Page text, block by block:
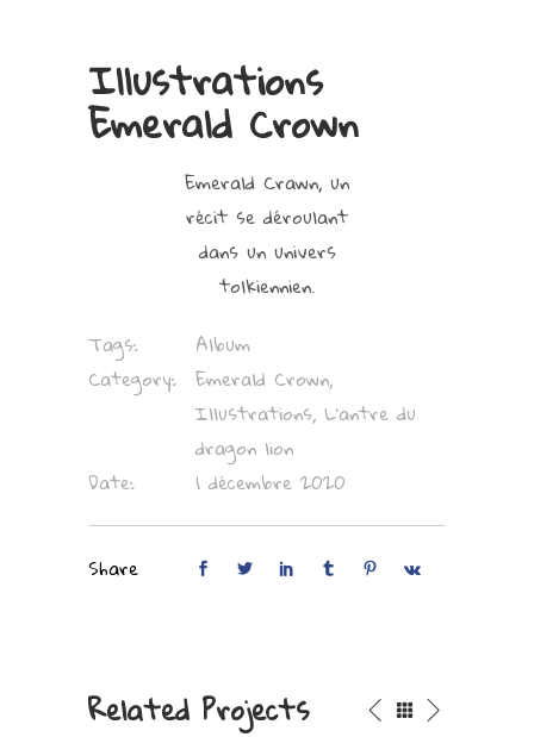
Illustrations
Emerald Crown
Emerald Crawn, un
récit se déroulant
dans un univers
tolkiennien.
Tags:
Album
Category: Emerald Crown,
Illustrations, L'antre du
dragon lion
Date:
1 décembre 2020
Share
Related Projects